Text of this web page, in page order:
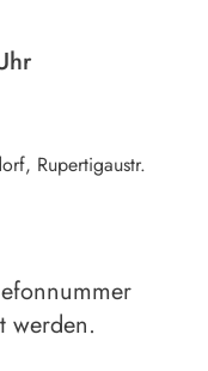
Rupertigaustr.